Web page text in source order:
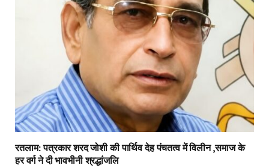
रतलाम: पत्रकार शरद जोशी की पार्थिव देह पंचतत्व में विलीन ,समाज के
हर वर्ग ने दी भावभीनी श्रद्धांजलि